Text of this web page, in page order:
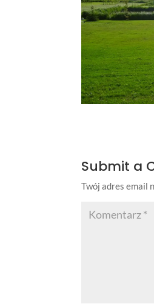
Submit a
Twój adres email